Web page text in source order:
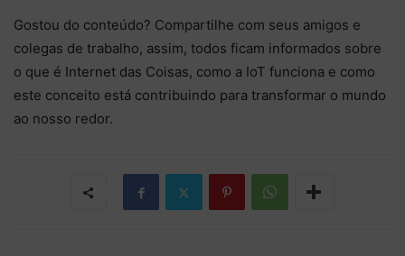
Gostou do conteúdo? Compartilhe com seus amigos e
colegas de trabalho, assim, todos ficam informados sobre
o que é Internet das Coisas, como a IoT funciona e como
este conceito está contribuindo para transformar o mundo
ao nosso redor.